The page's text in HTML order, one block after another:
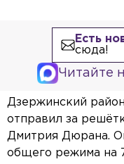
Есть
сюда!
Читайте
Дзержинский
отправил за
Дмитрия Дюрана.
общего режима на